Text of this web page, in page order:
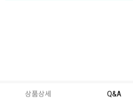
상품상세 Q&A